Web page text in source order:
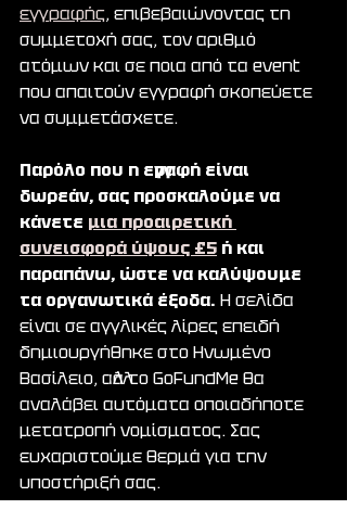
εγγραφής, επιβεβαιώνοντας τη
συμμετοχή σας, τον αριθμό
ατόμων και σε ποια από τα event
που απαιτούν εγγραφή σκοπεύετε
να συμμετάσχετε.
Παρόλο που η εγγραφή είναι
δωρεάν, σας προσκαλούμε να
κάνετε μια προαιρετική
συνεισφορά ύψους £5 ή και
παραπάνω, ώστε να καλύψουμε
τα οργανωτικά έξοδα. Η σελίδα
είναι σε αγγλικές λίρες επειδή
δημιουργήθηκε στο Ηνωμένο
Βασίλειο, αλλά το GoFundMe θα
αναλάβει αυτόματα οποιαδήποτε
μετατροπή νομίσματος. Σας
ευχαριστούμε θερμά για την
υποστήριξή σας.